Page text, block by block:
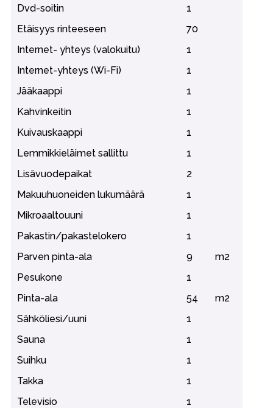
Dvd-soitin
1
Etäisyys rinteeseen
70
Internet- yhteys (valokuitu)
1
Internet-yhteys (Wi-Fi)
1
Jääkaappi
1
Kahvinkeitin
1
Kuivauskaappi
1
Lemmikkieläimet sallittu
1
Lisävuodepaikat
2
Makuuhuoneiden lukumäärä
1
Mikroaaltouuni
1
Pakastin/pakastelokero
1
Parven pinta-ala
9
m2
Pesukone
1
Pinta-ala
54
m2
Sähköliesi/uuni
1
Sauna
1
Suihku
1
Takka
1
Televisio
1